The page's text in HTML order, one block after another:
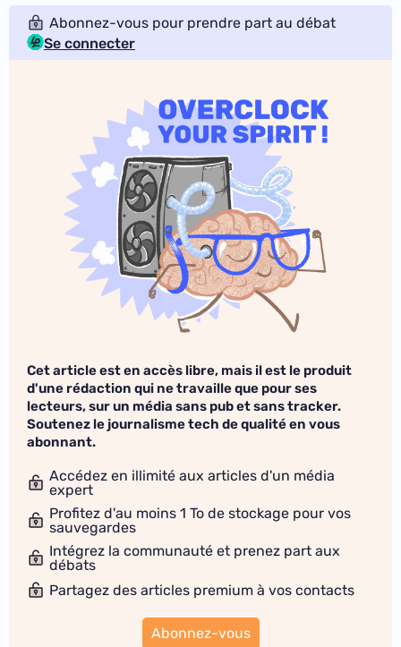
Abonnez-vous pour prendre part au débat
Se connecter
Cet article est en accès libre, mais il est le produit
d'une rédaction qui ne travaille que pour ses
lecteurs, sur un média sans pub et sans tracker.
Soutenez le journalisme tech de qualité en vous
abonnant.
Accédez en illimité aux articles d'un média
expert
Profitez d'au moins 1 To de stockage pour vos
sauvegardes
Intégrez la communauté et prenez part aux
débats
Partagez des articles premium à vos contacts
Abonnez-vous